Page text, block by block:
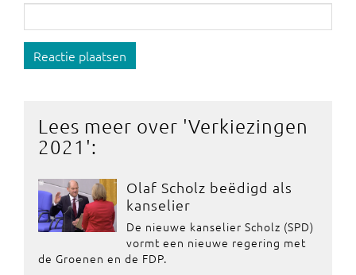
Reactie plaatsen
Lees meer over 'Verkiezingen
2021 ':
Olaf Scholz beëdigd als
kanselier
De nieuwe kanselier Scholz (SPD)
vormt een nieuwe regering met
de Groenen en de FDP.